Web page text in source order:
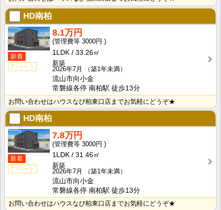
HD南柏
新着
アパート
8.1万円
3000円
1LDK
33.26㎡
新築
2026年7月
（築1年未満）
流山市向小金
常磐線各停 南柏駅 徒歩13分
お問い合わせはハウスなび柏東口店までお気軽にどうぞ★
HD南柏
新着
アパート
7.8万円
3000円
1LDK
31.46㎡
新築
2026年7月
（築1年未満）
流山市向小金
常磐線各停 南柏駅 徒歩13分
お問い合わせはハウスなび柏東口店までお気軽にどうぞ★